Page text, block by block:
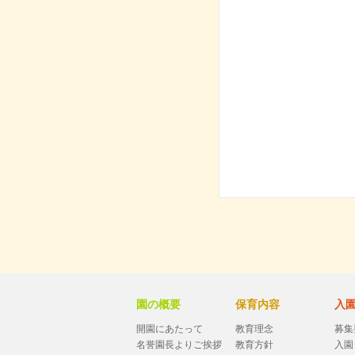
園の概要
開園にあたって
名誉園長よりご挨拶
保育内容
教育理念
教育方針
入
募
入